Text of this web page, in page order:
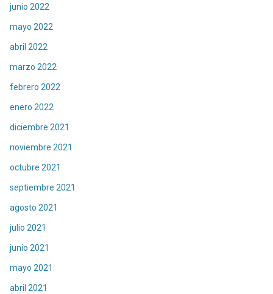
junio 2022
mayo 2022
abril 2022
marzo 2022
febrero 2022
enero 2022
diciembre 2021
noviembre 2021
octubre 2021
septiembre 2021
agosto 2021
julio 2021
junio 2021
mayo 2021
abril 2021